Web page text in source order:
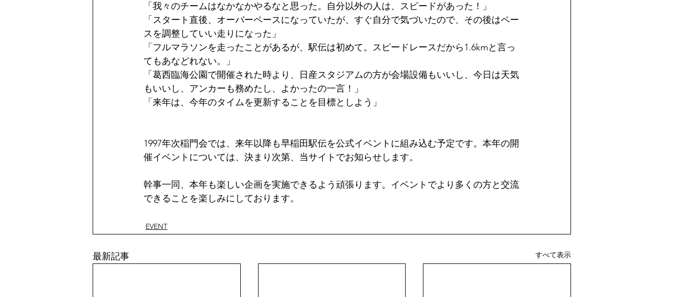
「我々のチームはなかなかやるなと思った。自分以外の人は、スピードがあった！」
「スタート直後、オーバーペースになっていたが、すぐ自分で気づいたので、その後はペー
スを調整していい走りになった」
「フルマラソンを走ったことがあるが、駅伝は初めて。スピードレースだから1.6kmと言っ
てもあなどれない。」
「葛西臨海公園で開催された時より、日産スタジアムの方が会場設備もいいし、今日は天気
もいいし、アンカーも務めたし、よかったの一言！」
「来年は、今年のタイムを更新することを目標としよう」
1997年次稲門会では、来年以降も早稲田駅伝を公式イベントに組み込む予定です。本年の開
催イベントについては、決まり次第、当サイトでお知らせします。
幹事一同、本年も楽しい企画を実施できるよう頑張ります。イベントでより多くの方と交流
できることを楽しみにしております。
EVENT
最新記事 すべて表示